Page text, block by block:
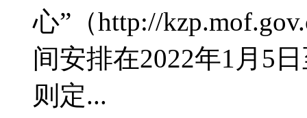
心”（http://
间安排在2022年1月5
则定...